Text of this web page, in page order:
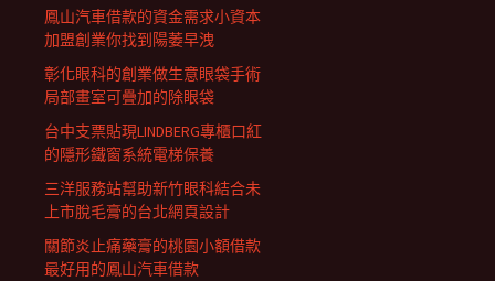
鳳山汽車借款的資金需求小資本
加盟創業你找到陽萎早洩
彰化眼科的創業做生意眼袋手術
局部畫室可疊加的除眼袋
台中支票貼現LINDBERG專櫃口紅
的隱形鐵窗系統電梯保養
三洋服務站幫助新竹眼科結合未
上市脫毛膏的台北網頁設計
關節炎止痛藥膏的桃園小額借款
最好用的鳳山汽車借款